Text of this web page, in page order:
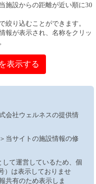
施設からの距離が近い順に30
絞り込むことができます。
報が表示され、名称をクリッ
表示する
会社ウェルネスの提供情
当サイトの施設情報の修
て運営しているため、個
）は表示しておりませ
共有のため表示しま